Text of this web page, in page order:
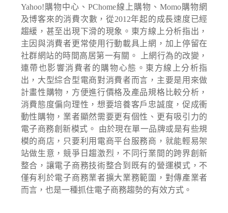
Yahoo!購物中心、PChome線上購物、Momo購物網
及博客來的消費次數，從2012年起的成長速度已經
趨緩，甚至出現下滑的現象。東方線上分析指出，
主因與消費者更常使用行動載具上網，加上停留在
社群網站的時間高居第一有關。 上網行為的改變，
連帶也影響消費者的購物心態。東方線上分析指
出，大型綜合型電商對消費者而言，主要是用來做
計畫性購物，方便進行價格及產品規格比較分析，
消費態度偏向理性，想要培養客戶忠誠度，促成衝
動性購物，業者顯然需要更有個性、更有吸引力的
電子商務創新模式。 由於現在單一品牌或是有些規
模的商店，只要利用電商平台服務商，就能輕易架
站做生意，競爭日趨激烈，不同行業間的跨界創新
整合，讓電子商務技術整合到既有的營運模式，不
僅有利於電子商務業者擴大業務範圍，對傳產業者
而言，也是一種抓住電子商務趨勢的有效方式。